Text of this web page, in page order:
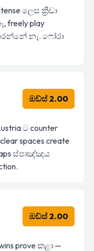
ලෙස ක්‍රීඩා
freely play
නෑ. ෆෝරා
ඔඩ්ස් 2.00
ට counter
spaces create
ස්පාඤ්ඤය
ඔඩ්ස් 2.00
prove කළා —